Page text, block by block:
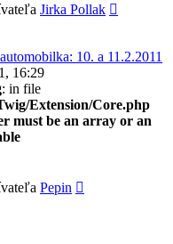
Jirka Pollak
10. a 11.2.2011
16:29
: in file
Extension/Core.php
must be an array or an
Pepin